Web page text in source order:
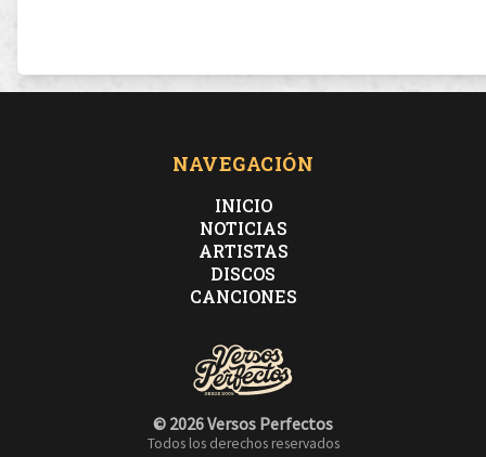
NAVEGACIÓN
INICIO
NOTICIAS
ARTISTAS
DISCOS
CANCIONES
© 2026 Versos Perfectos
Todos los derechos reservados